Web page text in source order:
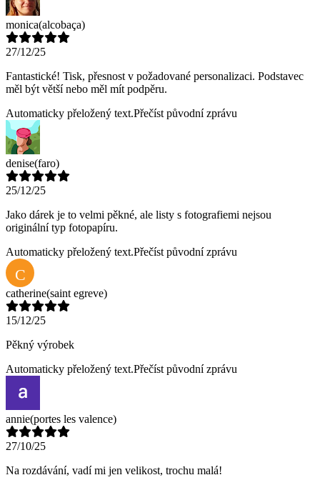
monica(alcobaça)
27/12/25
Fantastické! Tisk, přesnost v požadované personalizaci. Podstavec
měl být větší nebo měl mít podpěru.
Automaticky přeložený text.Přečíst původní zprávu
denise(faro)
25/12/25
Jako dárek je to velmi pěkné, ale listy s fotografiemi nejsou
originální typ fotopapíru.
Automaticky přeložený text.Přečíst původní zprávu
C
catherine(saint egreve)
15/12/25
Pěkný výrobek
Automaticky přeložený text.Přečíst původní zprávu
annie(portes les valence)
27/10/25
Na rozdávání, vadí mi jen velikost, trochu malá!